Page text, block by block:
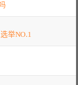
举NO.1